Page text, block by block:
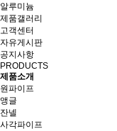
알루미늄
제품갤러리
고객센터
자유게시판
공지사항
PRODUCTS
제품소개
원파이프
앵글
잔넬
사각파이프